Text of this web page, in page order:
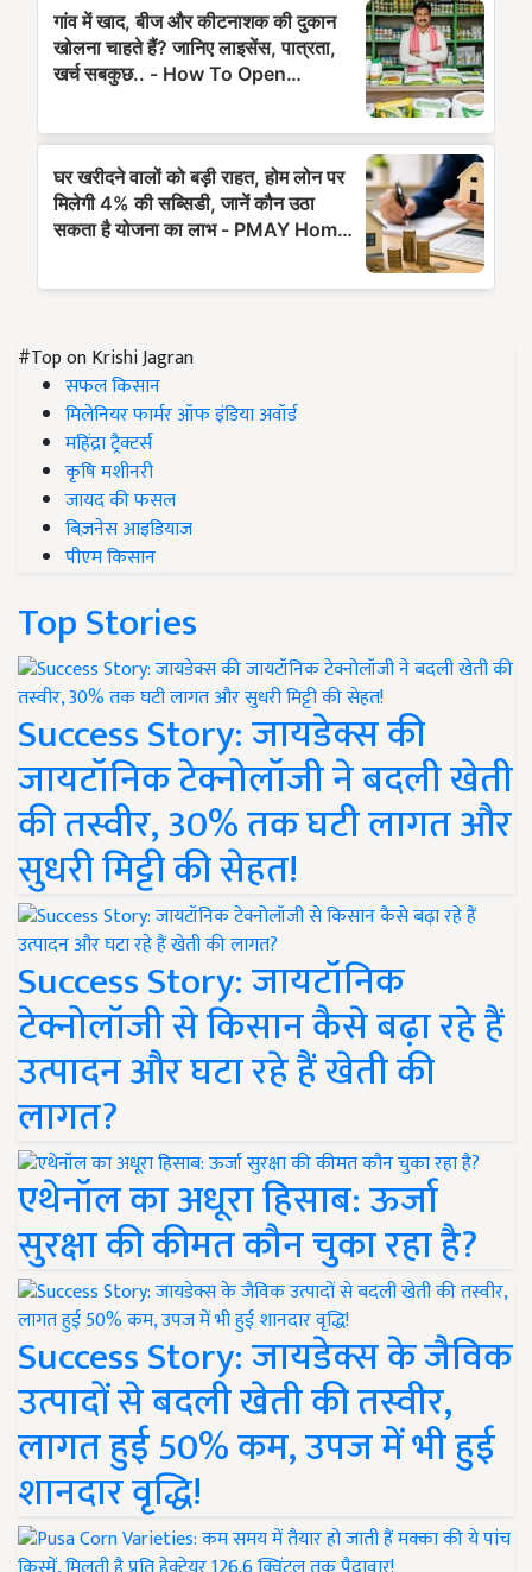
#Top on Krishi Jagran
सफल किसान
मिलेनियर फार्मर ऑफ इंडिया अवॉर्ड
महिंद्रा ट्रैक्टर्स
कृषि मशीनरी
जायद की फसल
बिज़नेस आइडियाज
पीएम किसान
Top Stories
Success Story: जायडेक्स की
जायटॉनिक टेक्नोलॉजी ने बदली खेती
की तस्वीर, 30% तक घटी लागत और
सुधरी मिट्टी की सेहत!
Success Story: जायटॉनिक
टेक्नोलॉजी से किसान कैसे बढ़ा रहे हैं
उत्पादन और घटा रहे हैं खेती की
लागत?
एथेनॉल का अधूरा हिसाब: ऊर्जा
सुरक्षा की कीमत कौन चुका रहा है?
Success Story: जायडेक्स के जैविक
उत्पादों से बदली खेती की तस्वीर,
लागत हुई 50% कम, उपज में भी हुई
शानदार वृद्धि!